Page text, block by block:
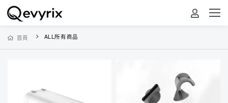
首頁 ALL所有商品